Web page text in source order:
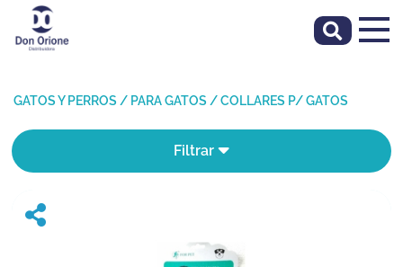
GATOS Y PERROS / PARA GATOS /COLLARES P/ GATOS
Filtrar